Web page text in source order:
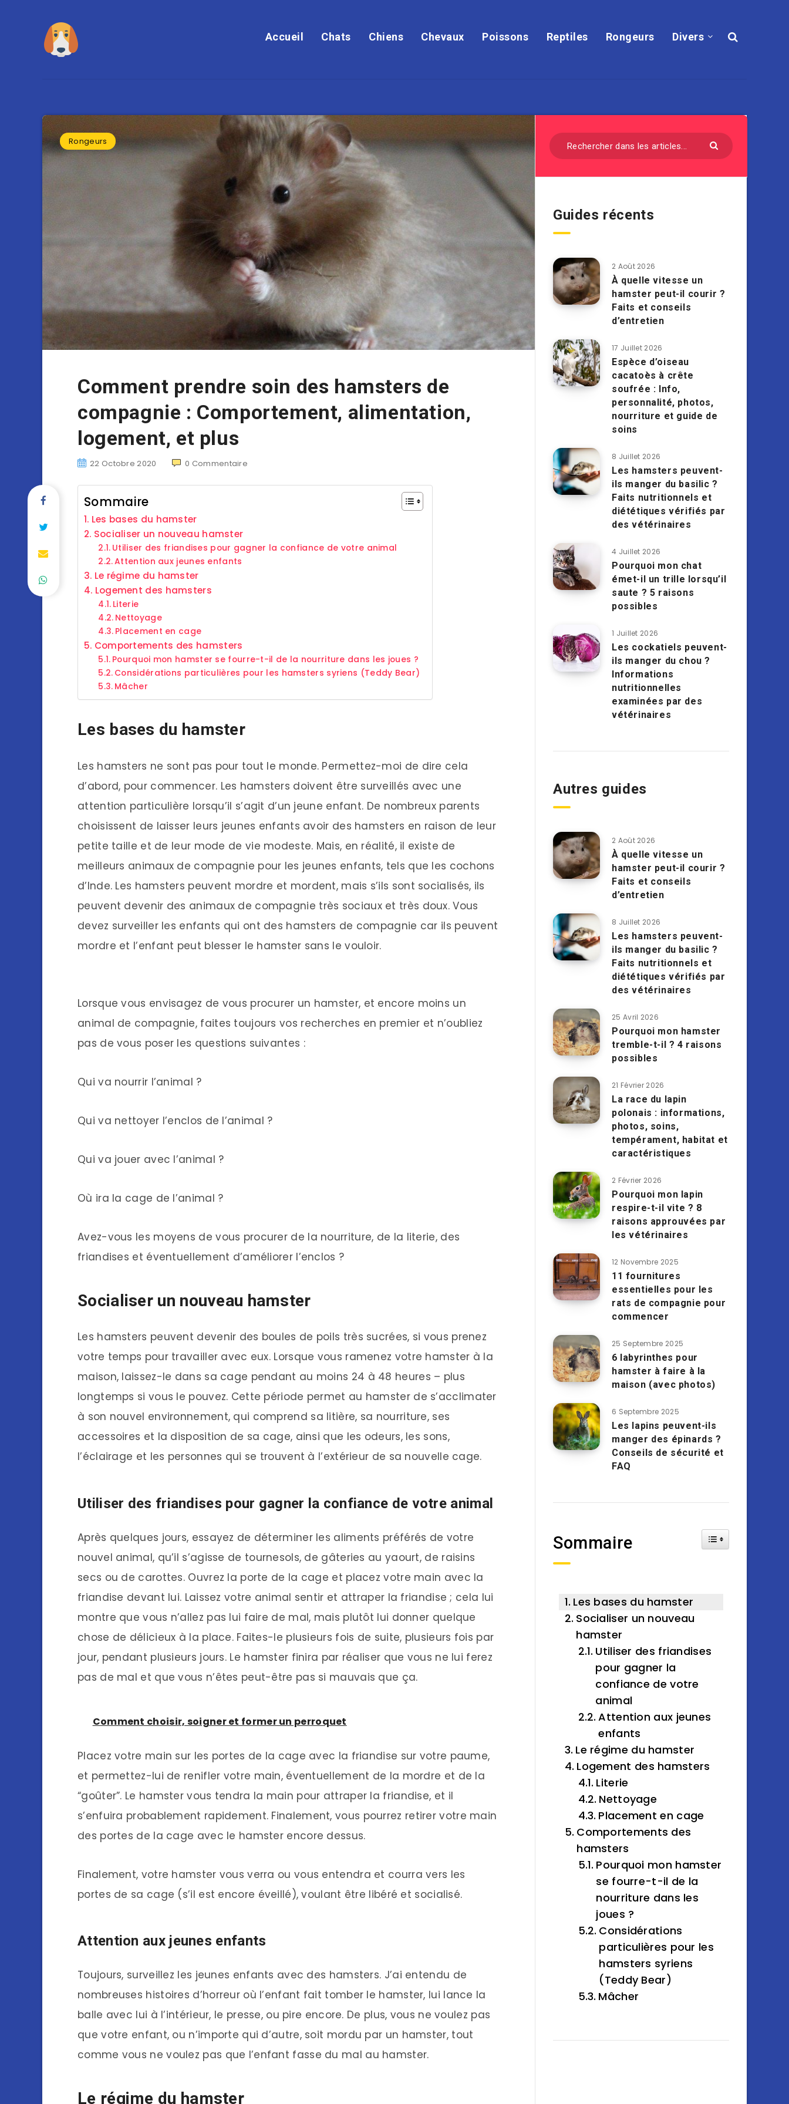
Accueil Chats Chiens Chevaux Poissons Reptiles Rongeurs Divers
Rongeurs
Comment prendre soin des hamsters de
compagnie : Comportement, alimentation,
logement, et plus
22 Octobre 2020 0 Commentaire
Sommaire
Les bases du hamster
Socialiser un nouveau hamster
Utiliser des friandises pour gagner la confiance de votre animal
Attention aux jeunes enfants
Le régime du hamster
Logement des hamsters
Literie
Nettoyage
Placement en cage
Comportements des hamsters
Pourquoi mon hamster se fourre-t-il de la nourriture dans les joues ?
Considérations particulières pour les hamsters syriens (Teddy Bear)
Mâcher
Les bases du hamster
Les hamsters ne sont pas pour tout le monde. Permettez-moi de dire cela
d’abord, pour commencer. Les hamsters doivent être surveillés avec une
attention particulière lorsqu’il s’agit d’un jeune enfant. De nombreux parents
choisissent de laisser leurs jeunes enfants avoir des hamsters en raison de leur
petite taille et de leur mode de vie modeste. Mais, en réalité, il existe de
meilleurs animaux de compagnie pour les jeunes enfants, tels que les cochons
d’Inde. Les hamsters peuvent mordre et mordent, mais s’ils sont socialisés, ils
peuvent devenir des animaux de compagnie très sociaux et très doux. Vous
devez surveiller les enfants qui ont des hamsters de compagnie car ils peuvent
mordre et l’enfant peut blesser le hamster sans le vouloir.
Lorsque vous envisagez de vous procurer un hamster, et encore moins un
animal de compagnie, faites toujours vos recherches en premier et n’oubliez
pas de vous poser les questions suivantes :
Qui va nourrir l’animal ?
Qui va nettoyer l’enclos de l’animal ?
Qui va jouer avec l’animal ?
Où ira la cage de l’animal ?
Avez-vous les moyens de vous procurer de la nourriture, de la literie, des
friandises et éventuellement d’améliorer l’enclos ?
Socialiser un nouveau hamster
Les hamsters peuvent devenir des boules de poils très sucrées, si vous prenez
votre temps pour travailler avec eux. Lorsque vous ramenez votre hamster à la
maison, laissez-le dans sa cage pendant au moins 24 à 48 heures – plus
longtemps si vous le pouvez. Cette période permet au hamster de s’acclimater
à son nouvel environnement, qui comprend sa litière, sa nourriture, ses
accessoires et la disposition de sa cage, ainsi que les odeurs, les sons,
l’éclairage et les personnes qui se trouvent à l’extérieur de sa nouvelle cage.
Utiliser des friandises pour gagner la confiance de votre animal
Après quelques jours, essayez de déterminer les aliments préférés de votre
nouvel animal, qu’il s’agisse de tournesols, de gâteries au yaourt, de raisins
secs ou de carottes. Ouvrez la porte de la cage et placez votre main avec la
friandise devant lui. Laissez votre animal sentir et attraper la friandise ; cela lui
montre que vous n’allez pas lui faire de mal, mais plutôt lui donner quelque
chose de délicieux à la place. Faites-le plusieurs fois de suite, plusieurs fois par
jour, pendant plusieurs jours. Le hamster finira par réaliser que vous ne lui ferez
pas de mal et que vous n’êtes peut-être pas si mauvais que ça.
Comment choisir, soigner et former un perroquet
Placez votre main sur les portes de la cage avec la friandise sur votre paume,
et permettez-lui de renifler votre main, éventuellement de la mordre et de la
“goûter”. Le hamster vous tendra la main pour attraper la friandise, et il
s’enfuira probablement rapidement. Finalement, vous pourrez retirer votre main
des portes de la cage avec le hamster encore dessus.
Finalement, votre hamster vous verra ou vous entendra et courra vers les
portes de sa cage (s’il est encore éveillé), voulant être libéré et socialisé.
Attention aux jeunes enfants
Toujours, surveillez les jeunes enfants avec des hamsters. J’ai entendu de
nombreuses histoires d’horreur où l’enfant fait tomber le hamster, lui lance la
balle avec lui à l’intérieur, le presse, ou pire encore. De plus, vous ne voulez pas
que votre enfant, ou n’importe qui d’autre, soit mordu par un hamster, tout
comme vous ne voulez pas que l’enfant fasse du mal au hamster.
Le régime du hamster
Guides récents
2 Août 2026
À quelle vitesse un
hamster peut-il courir ?
Faits et conseils
d’entretien
17 Juillet 2026
Espèce d’oiseau
cacatoès à crête
soufrée : Info,
personnalité, photos,
nourriture et guide de
soins
8 Juillet 2026
Les hamsters peuvent-
ils manger du basilic ?
Faits nutritionnels et
diététiques vérifiés par
des vétérinaires
4 Juillet 2026
Pourquoi mon chat
émet-il un trille lorsqu’il
saute ? 5 raisons
possibles
1 Juillet 2026
Les cockatiels peuvent-
ils manger du chou ?
Informations
nutritionnelles
examinées par des
vétérinaires
Autres guides
2 Août 2026
À quelle vitesse un
hamster peut-il courir ?
Faits et conseils
d’entretien
8 Juillet 2026
Les hamsters peuvent-
ils manger du basilic ?
Faits nutritionnels et
diététiques vérifiés par
des vétérinaires
25 Avril 2026
Pourquoi mon hamster
tremble-t-il ? 4 raisons
possibles
21 Février 2026
La race du lapin
polonais : informations,
photos, soins,
tempérament, habitat et
caractéristiques
2 Février 2026
Pourquoi mon lapin
respire-t-il vite ? 8
raisons approuvées par
les vétérinaires
12 Novembre 2025
11 fournitures
essentielles pour les
rats de compagnie pour
commencer
25 Septembre 2025
6 labyrinthes pour
hamster à faire à la
maison (avec photos)
6 Septembre 2025
Les lapins peuvent-ils
manger des épinards ?
Conseils de sécurité et
FAQ
Sommaire Toggle Table of
Les bases du hamster
Socialiser un nouveau
hamster
Utiliser des friandises
pour gagner la
confiance de votre
animal
Attention aux jeunes
enfants
Le régime du hamster
Logement des hamsters
Literie
Nettoyage
Placement en cage
Comportements des
hamsters
Pourquoi mon hamster
se fourre-t-il de la
nourriture dans les
joues ?
Considérations
particulières pour les
hamsters syriens
(Teddy Bear)
Mâcher